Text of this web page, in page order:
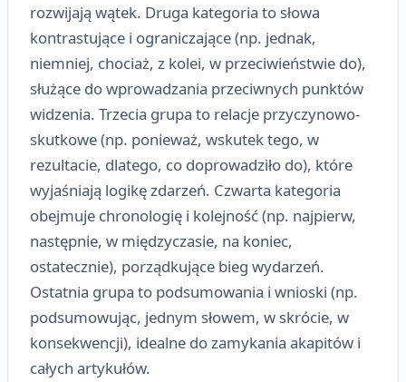
rozwijają wątek. Druga kategoria to słowa
kontrastujące i ograniczające (np. jednak,
niemniej, chociaż, z kolei, w przeciwieństwie do),
służące do wprowadzania przeciwnych punktów
widzenia. Trzecia grupa to relacje przyczynowo-
skutkowe (np. ponieważ, wskutek tego, w
rezultacie, dlatego, co doprowadziło do), które
wyjaśniają logikę zdarzeń. Czwarta kategoria
obejmuje chronologię i kolejność (np. najpierw,
następnie, w międzyczasie, na koniec,
ostatecznie), porządkujące bieg wydarzeń.
Ostatnia grupa to podsumowania i wnioski (np.
podsumowując, jednym słowem, w skrócie, w
konsekwencji), idealne do zamykania akapitów i
całych artykułów.